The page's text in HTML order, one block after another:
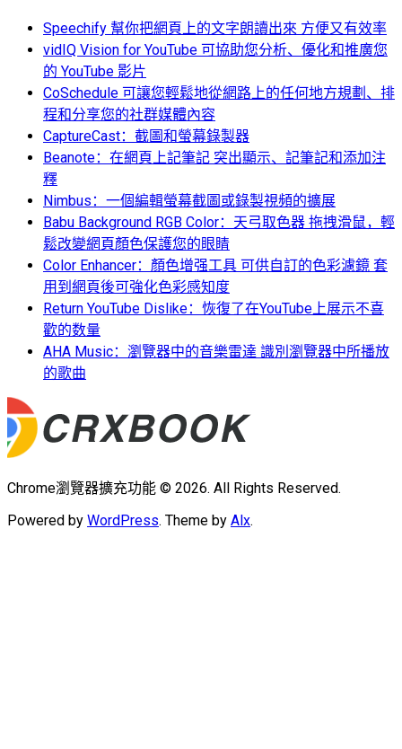
Speechify 幫你把網頁上的文字朗讀出來 方便又有效率
vidIQ Vision for YouTube 可協助您分析、優化和推廣您
的 YouTube 影片
CoSchedule 可讓您輕鬆地從網路上的任何地方規劃、排
程和分享您的社群媒體內容
CaptureCast：截圖和螢幕錄製器
Beanote：在網頁上記筆記 突出顯示、記筆記和添加注
釋
Nimbus：一個編輯螢幕截圖或錄製視頻的擴展
Babu Background RGB Color：天弓取色器 拖拽滑鼠，輕
鬆改變網頁顏色保護您的眼睛
Color Enhancer：顏色增强工具 可供自訂的色彩濾鏡 套
用到網頁後可強化色彩感知度
Return YouTube Dislike：恢復了在YouTube上展示不喜
歡的数量
AHA Music：瀏覽器中的音樂雷達 識別瀏覽器中所播放
的歌曲
Chrome瀏覽器擴充功能 © 2026. All Rights Reserved.
Powered by WordPress. Theme by Alx.